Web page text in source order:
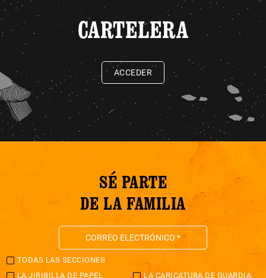
CARTELERA
ACCEDER
SÉ PARTE
DE LA FAMILIA
TODAS LAS SECCIONES
LA JIRIBILLA DE PAPEL
LA CARICATURA DE GUARDIA